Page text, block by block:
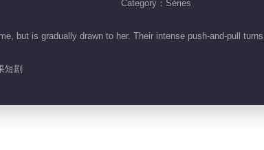
Category：Séries
but is gradually drawn to her. Their intense push-and-pull
短剧